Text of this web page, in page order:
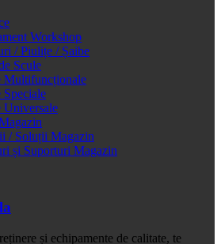
Workshop
/ Piulițe / Șaibe
Scule
Multifuncționale
Speciale
Universale
/ Soluții Magazin
și Suporturi Magazin
și echipamente de calitate, te